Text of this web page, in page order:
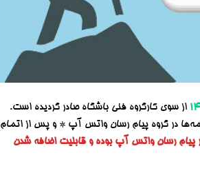
از سوی کارگروه فنی باشگاه صادر گردیده است.
در گروه پیام رسان واتس آپ * و پس از اتمام
رسان واتس آپ بوده و قابلیت اضافه شدن